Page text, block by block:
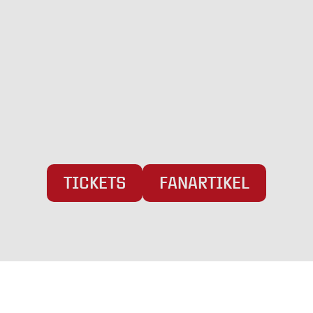
TICKETS FANARTIKEL